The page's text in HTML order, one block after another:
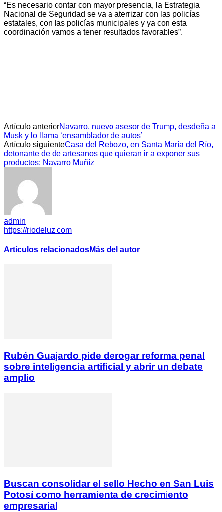
“Es necesario contar con mayor presencia, la Estrategia
Nacional de Seguridad se va a aterrizar con las policías
estatales, con las policías municipales y ya con esta
coordinación vamos a tener resultados favorables”.
Artículo anteriorNavarro, nuevo asesor de Trump, desdeña a
Musk y lo llama ‘ensamblador de autos’
Artículo siguienteCasa del Rebozo, en Santa María del Río,
detonante de de artesanos que quieran ir a exponer sus
productos: Navarro Muñíz
admin
https://riodeluz.com
Artículos relacionadosMás del autor
Rubén Guajardo pide derogar reforma penal
sobre inteligencia artificial y abrir un debate
amplio
Buscan consolidar el sello Hecho en San Luis
Potosí como herramienta de crecimiento
empresarial